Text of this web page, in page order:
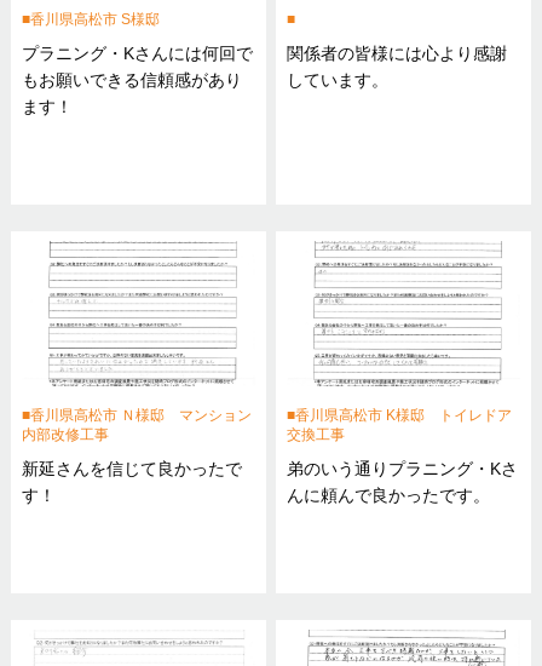
香川県高松市 S様邸
プラニング・Kさんには何回で
もお願いできる信頼感があり
ます！
関係者の皆様には心より感謝
しています。
香川県高松市 Ｎ様邸 マンション
内部改修工事
新延さんを信じて良かったで
す！
香川県高松市 K様邸 トイレドア
交換工事
弟のいう通りプラニング・Kさ
んに頼んで良かったです。